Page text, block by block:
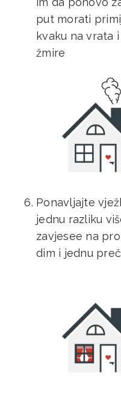
put morati
kvaku na vrata
žmire
Ponavljajte
jednu razliku
zavjesee na
dim i jednu